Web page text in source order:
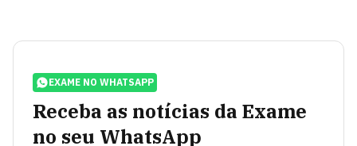
EXAME NO WHATSAPP
Receba as notícias da Exame
no seu WhatsApp